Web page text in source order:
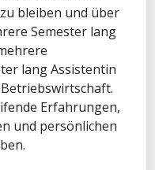
bleiben und über
Semester lang
lang Assistentin
Erfahrungen,
und persönlichen